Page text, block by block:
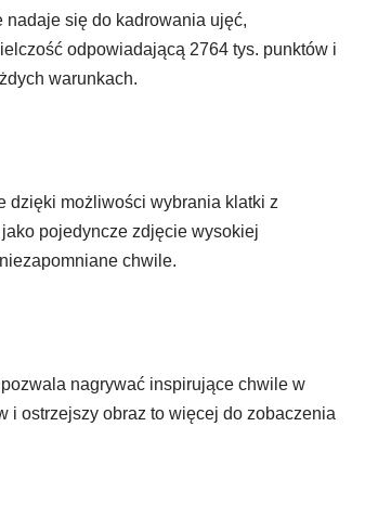
nadaje się do kadrowania ujęć,
odpowiadającą 2764 tys. punktów i
warunkach.
dzięki możliwości wybrania klatki z
pojedyncze zdjęcie wysokiej
chwile.
nagrywać inspirujące chwile w
i ostrzejszy obraz to więcej do zobaczenia